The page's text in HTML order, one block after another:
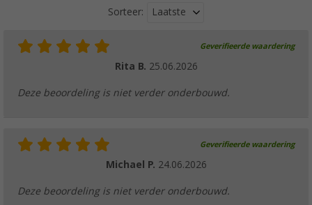
(3)
vanaf€ 3,99€ 6,99
(4)
Sorteer: Laatste
Geverifieerde waardering
Rita B. 25.06.2026
Deze beoordeling is niet verder onderbouwd.
Geverifieerde waardering
Michael P. 24.06.2026
Deze beoordeling is niet verder onderbouwd.